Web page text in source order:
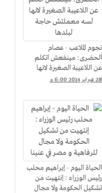
نجوم الملاعب - عصام
الحضرى: مينفعش اتكلم
عن اللاعيبة الصغيرة لانها
لسه معملتش حاجة لبلدها
28 فبراير 2014 6:00 م
الحياة اليوم - إبراهيم محلب
رئيس الوزراء : إنتهيت من
تشكيل الحكومة ولا مجال